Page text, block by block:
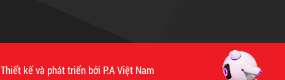
Thiết kế và phát triển bởi P.A Việt Nam